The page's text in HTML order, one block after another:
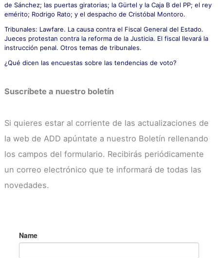
de Sánchez; las puertas giratorias; la Gürtel y la Caja B del PP; el rey
emérito; Rodrigo Rato; y el despacho de Cristóbal Montoro.
Tribunales: Lawfare. La causa contra el Fiscal General del Estado.
Jueces protestan contra la reforma de la Justicia. El fiscal llevará la
instrucción penal. Otros temas de tribunales.
¿Qué dicen las encuestas sobre las tendencias de voto?
Suscríbete a nuestro boletín
Si quieres estar al corriente de las actualizaciones de
la web de ADD apúntate a nuestro Boletín rellenando
los campos del formulario. Recibirás periódicamente
un correo electrónico que te informará de todas las
novedades.